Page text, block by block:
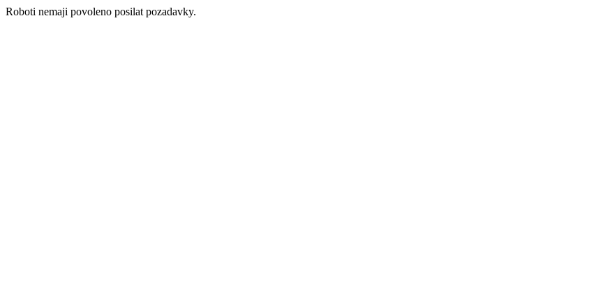
Roboti nemaji povoleno posilat pozadavky.